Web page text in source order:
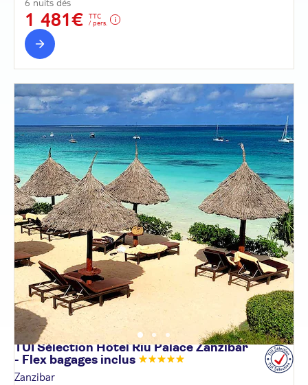
6 nuits dès
1 481€
TTC
/ pers.
TUI Sélection Hôtel Riu Palace Zanzibar
- Flex bagages inclus
Zanzibar